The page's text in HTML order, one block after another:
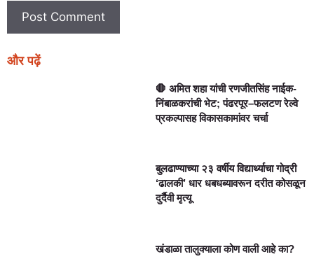
और पढ़ें
🛑 अमित शहा यांची रणजीतसिंह नाईक-
निंबाळकरांची भेट; पंढरपूर–फलटण रेल्वे
प्रकल्पासह विकासकामांवर चर्चा
बुलढाण्याच्या २३ वर्षीय विद्यार्थ्याचा गोद्री
‘ढालकी’ धार धबधब्यावरून दरीत कोसळून
दुर्दैवी मृत्यू
खंडाळा तालुक्याला कोण वाली आहे का?